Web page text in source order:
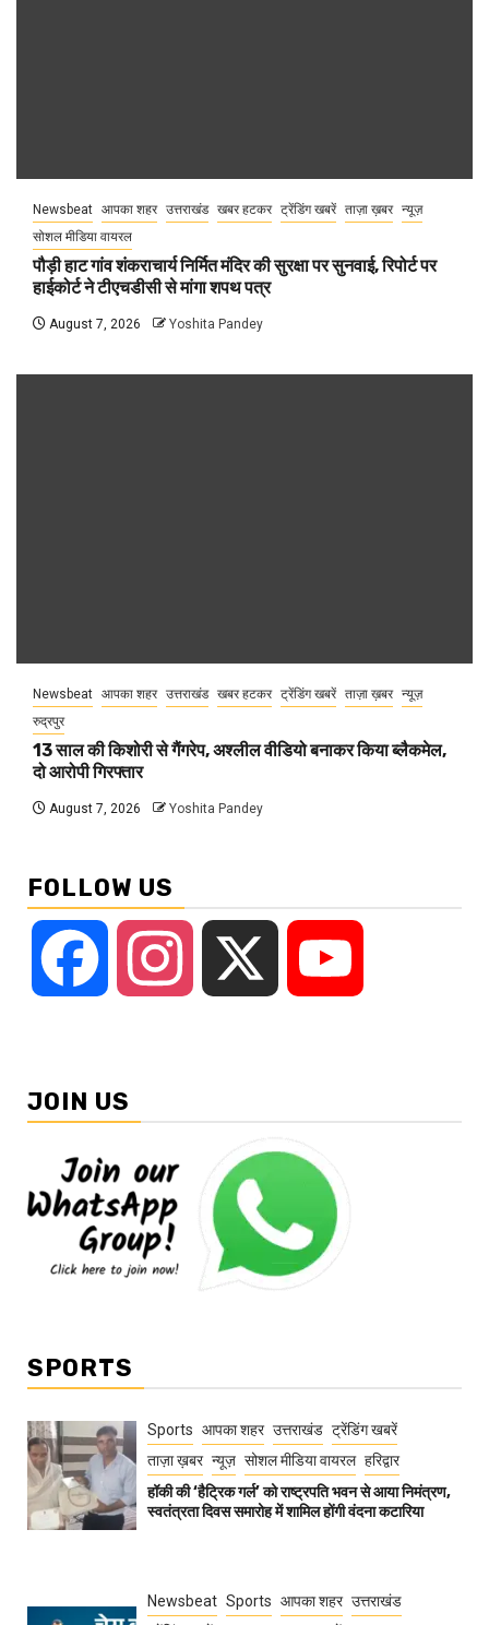
Newsbeat आपका शहर उत्तराखंड खबर हटकर ट्रेंडिंग खबरें ताज़ा ख़बर न्यूज़
सोशल मीडिया वायरल
पौड़ी हाट गांव शंकराचार्य निर्मित मंदिर की सुरक्षा पर सुनवाई, रिपोर्ट पर
हाईकोर्ट ने टीएचडीसी से मांगा शपथ पत्र
August 7, 2026 Yoshita Pandey
Newsbeat आपका शहर उत्तराखंड खबर हटकर ट्रेंडिंग खबरें ताज़ा ख़बर न्यूज़
रुद्रपुर
13 साल की किशोरी से गैंगरेप, अश्लील वीडियो बनाकर किया ब्लैकमेल,
दो आरोपी गिरफ्तार
August 7, 2026 Yoshita Pandey
FOLLOW US
Facebook Instagram
JOIN US
SPORTS
Sports आपका शहर उत्तराखंड ट्रेंडिंग खबरें
ताज़ा ख़बर न्यूज़ सोशल मीडिया वायरल हरिद्वार
हॉकी की ‘हैट्रिक गर्ल’ को राष्ट्रपति भवन से आया निमंत्रण,
स्वतंत्रता दिवस समारोह में शामिल होंगी वंदना कटारिया
Newsbeat Sports आपका शहर उत्तराखंड